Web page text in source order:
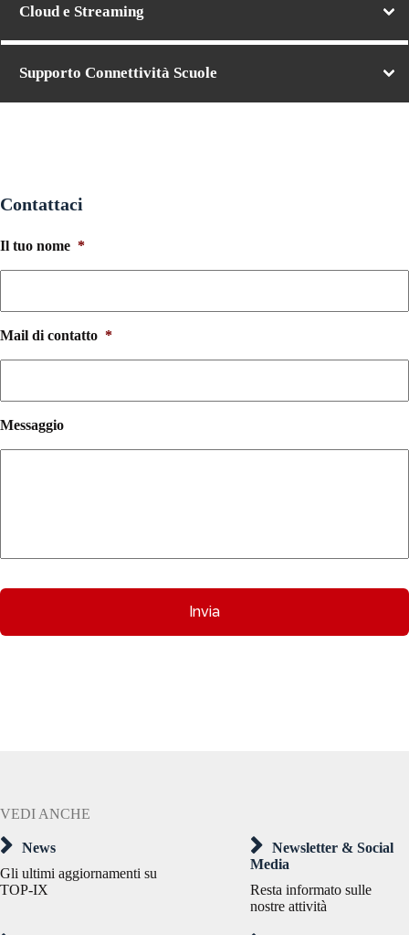
Cloud e Streaming
Supporto Connettività Scuole
Contattaci
Il tuo nome *
Mail di contatto *
Messaggio
VEDI ANCHE
News
Gli ultimi aggiornamenti su
TOP-IX
Newsletter & Social
Media
Resta informato sulle
nostre attività